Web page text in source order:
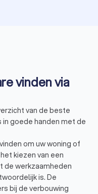
vinden via
van de beste
in goede handen met de
om uw woning of
kiezen van een
de werkzaamheden
is. De
bij de verbouwing